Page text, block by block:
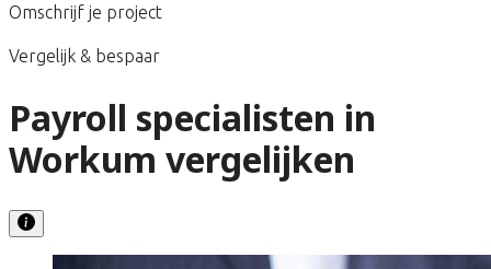
Omschrijf je project
Vergelijk & bespaar
Payroll specialisten in
Workum vergelijken